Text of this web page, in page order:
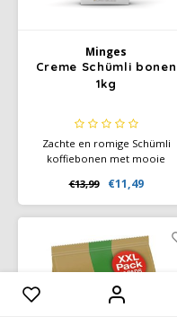
Minges
Creme Schümli bonen
1kg
Zachte en romige Schümli
koffiebonen met mooie
crème en volautomatische
koffiemachines. Evenwichtig,
mild en betrouwbaar van
€13,99 €11,49
Vergelijk producten